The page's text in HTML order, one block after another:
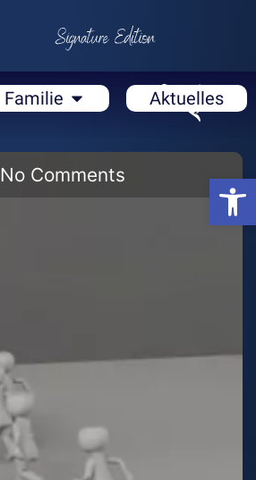
Familie Aktuelles
No Comments